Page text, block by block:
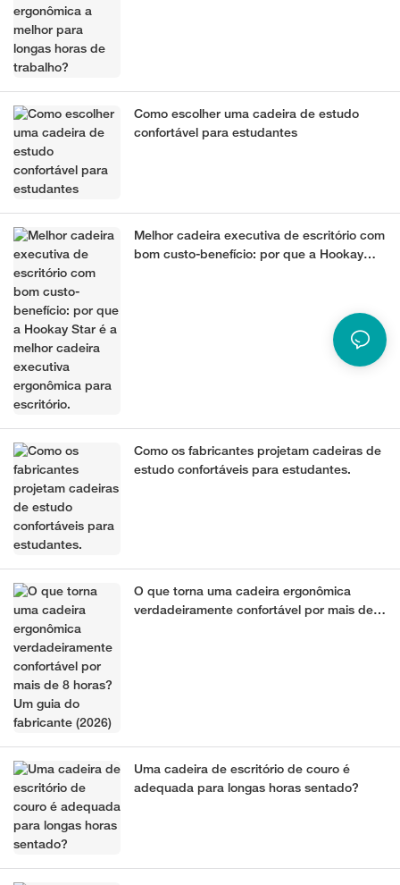
Como escolher uma cadeira de estudo
confortável para estudantes
Melhor cadeira executiva de escritório com
bom custo-benefício: por que a Hookay
Como os fabricantes projetam cadeiras de
estudo confortáveis ​​para estudantes.
O que torna uma cadeira ergonômica
verdadeiramente confortável por mais de 8
Uma cadeira de escritório de couro é
adequada para longas horas sentado?